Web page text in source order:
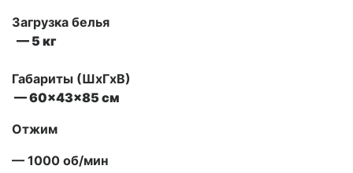
Загрузка белья
— 5 кг
Габариты (ШxГxВ)
— 60x43x85 см
Отжим
— 1000 об/мин